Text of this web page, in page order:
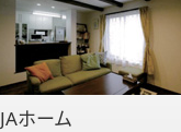
JAホーム